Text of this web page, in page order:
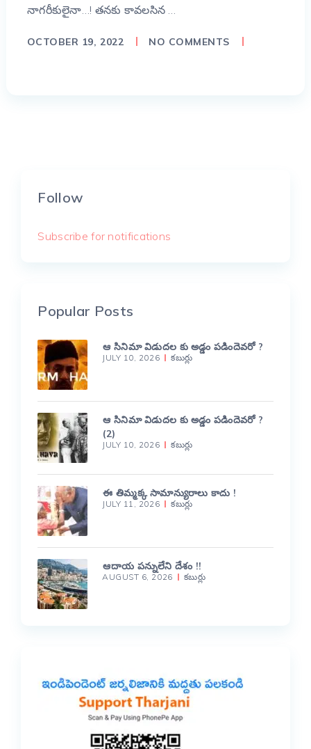
నాగరీకులైనా…! తనకు కావలసిన …
OCTOBER 19, 2022 NO COMMENTS
Follow
Subscribe for notifications
Popular Posts
ఆ సినిమా విడుదల కు అడ్డం పడిందెవరో ?
JULY 10, 2026 కబుర్లు
ఆ సినిమా విడుదల కు అడ్డం పడిందెవరో ?
(2)
JULY 10, 2026 కబుర్లు
ఈ తిమ్మక్క సామాన్యురాలు కాదు !
JULY 11, 2026 కబుర్లు
ఆదాయ పన్నులేని దేశం !!
AUGUST 6, 2026 కబుర్లు